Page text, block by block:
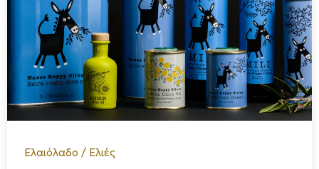
Ελαιόλαδο / Ελιές